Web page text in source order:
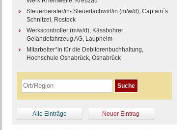
Steuerberater/in- Steuerfachwirt/in (m/w/d), Captain´s
Schnitzel, Rostock
Werkscontroller (m/w/d), Kässbohrer
Geländefahrzeug AG, Laupheim
Mitarbeiter*in für die Debitorenbuchhaltung,
Hochschule Osnabrück, Osnabrück
Alle Einträge Neuer Eintrag